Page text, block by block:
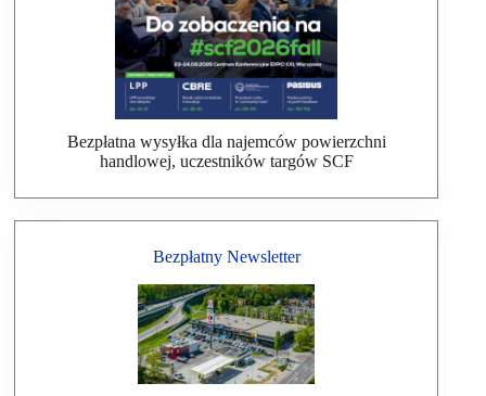
Bezpłatna wysyłka dla najemców powierzchni
handlowej, uczestników targów SCF
Bezpłatny Newsletter